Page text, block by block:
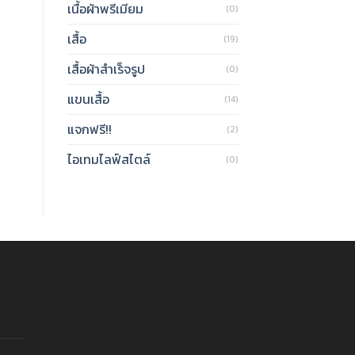
เนื้อผ้าพรีเมียม (0)
เสื้อ (19)
เสื้อผ้าสำเร็จรูป (0)
แขนเสื้อ (14)
แจกฟรี!! (2)
ไอเทมไลฟ์สไตล์ (0)